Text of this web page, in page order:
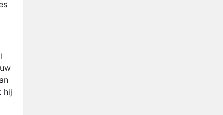
hij